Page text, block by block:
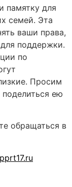
памятку для
семей. Эта
ваши права,
поддержки.
по
Просим
ею
обращаться в